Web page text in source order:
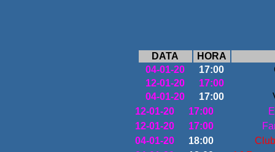
DATA
HORA
04-01-20
17:00
12-01-20
17:00
04-01-20
17:00
12-01-20
17:00
12-01-20
17:00
04-01-20
18:00